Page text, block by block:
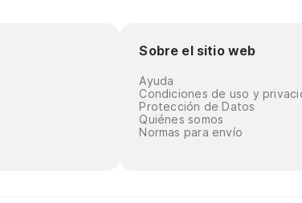
Sobre el sitio web
Ayuda
Condiciones de uso y
Protección de Datos
Quiénes somos
Normas para envío